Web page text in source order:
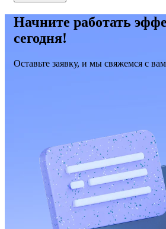
Начните работать
сегодня!
Оставьте заявку, и мы свяжемся с